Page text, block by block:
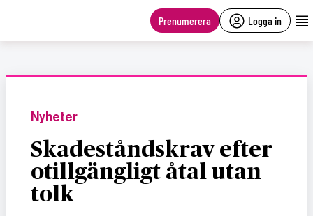
Prenumerera Logga in
Nyheter
Skadeståndskrav efter
otillgängligt åtal utan
tolk